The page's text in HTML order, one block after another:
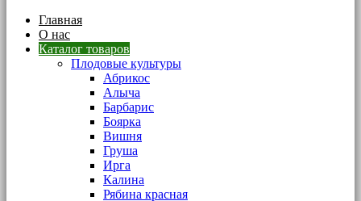
Главная
О нас
Каталог товаров
Плодовые культуры
Абрикос
Алыча
Барбарис
Боярка
Вишня
Груша
Ирга
Калина
Рябина красная